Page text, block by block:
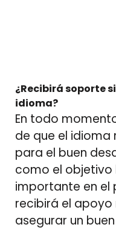
¿Recibirá soporte
idioma?
En todo
de que el idioma
para el buen
como el objetivo
importante en el
recibirá el
asegurar un